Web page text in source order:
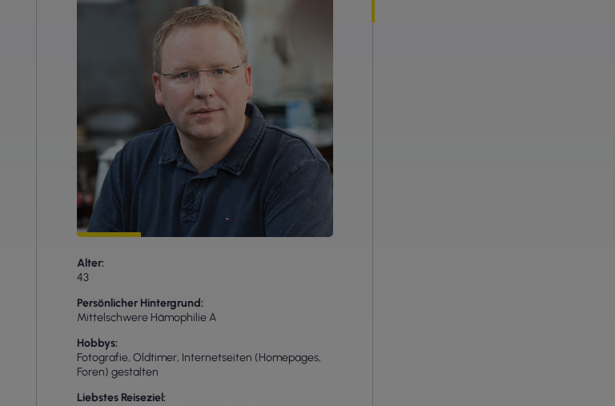
Alter
43
Persönlicher Hintergrund
Mittelschwere Hämophilie A
Hobbys
Fotografie, Oldtimer, Internetseiten (Homepages,
Foren) gestalten
Liebstes Reiseziel